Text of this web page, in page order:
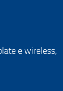
e wireless,